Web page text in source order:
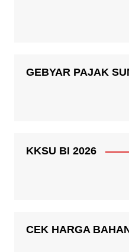
GEBYAR PAJAK
KKSU BI 2026
CEK HARGA